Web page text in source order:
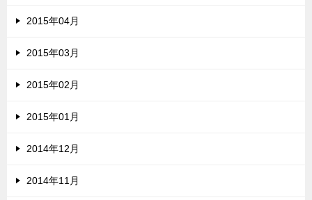
2015年04月
2015年03月
2015年02月
2015年01月
2014年12月
2014年11月